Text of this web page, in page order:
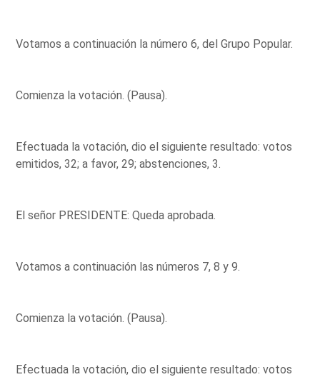
Votamos a continuación la número 6, del Grupo Popular.
Comienza la votación. (Pausa).
Efectuada la votación, dio el siguiente resultado: votos
emitidos, 32; a favor, 29; abstenciones, 3.
El señor PRESIDENTE: Queda aprobada.
Votamos a continuación las números 7, 8 y 9.
Comienza la votación. (Pausa).
Efectuada la votación, dio el siguiente resultado: votos